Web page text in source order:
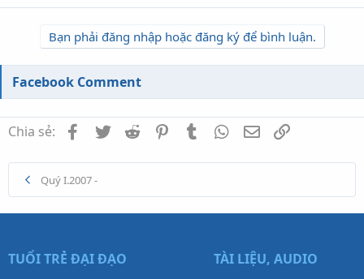
Bạn phải đăng nhập hoặc đăng ký để bình luận.
Facebook Comment
Chia sẻ: Facebook
TwitterReddit PinterestTumblrWhatsApp
Email
Quý I.2007 -
TUỔI TRẺ ĐẠI ĐẠO TÀI LIỆU, AUDIO